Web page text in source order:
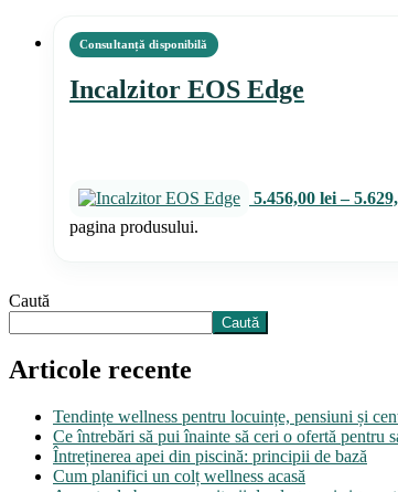
Incalzitor EOS Edge
5.456,00 lei –
pagina produsului.
Caută
Caută
Articole recente
Tendințe wellness pentru locuințe, pensiuni și
Ce întrebări să pui înainte să ceri o ofertă pentru
Întreținerea apei din piscină: principii de bază
Cum planifici un colț wellness acasă